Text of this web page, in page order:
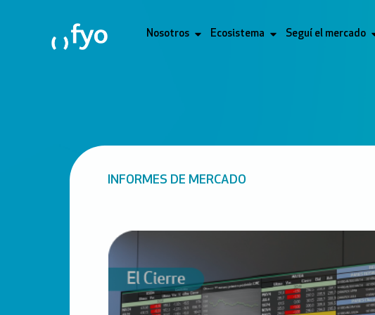
Nosotros Ecosistema Seguí el mercado
INFORMES DE MERCADO